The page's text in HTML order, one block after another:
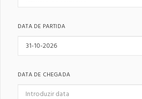
DATA DE PARTIDA
DATA DE CHEGADA